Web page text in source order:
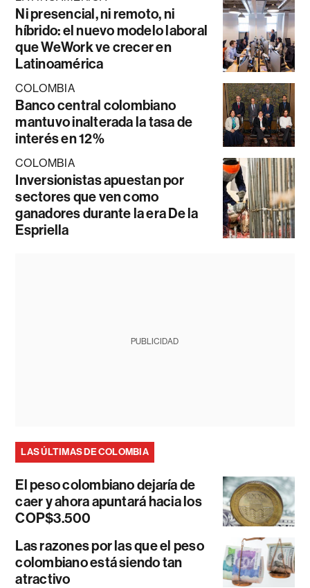
Ni presencial, ni remoto, ni
híbrido: el nuevo modelo laboral
que WeWork ve crecer en
Latinoamérica
COLOMBIA
Banco central colombiano
mantuvo inalterada la tasa de
interés en 12%
COLOMBIA
Inversionistas apuestan por
sectores que ven como
ganadores durante la era De la
Espriella
PUBLICIDAD
LAS ÚLTIMAS DE COLOMBIA
El peso colombiano dejaría de
caer y ahora apuntará hacia los
COP$3.500
Las razones por las que el peso
colombiano está siendo tan
atractivo